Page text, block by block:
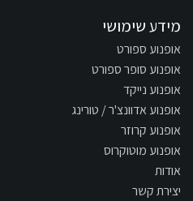
מידע שימושי
אופנוע ספורט
אופנוע סופר ספורט
אופנוע נייקד
אופנוע אדוונצ'ר / טורינג
אופנוע קרוזר
אופנוע מוטוקרוס
אודות
יצירת קשר